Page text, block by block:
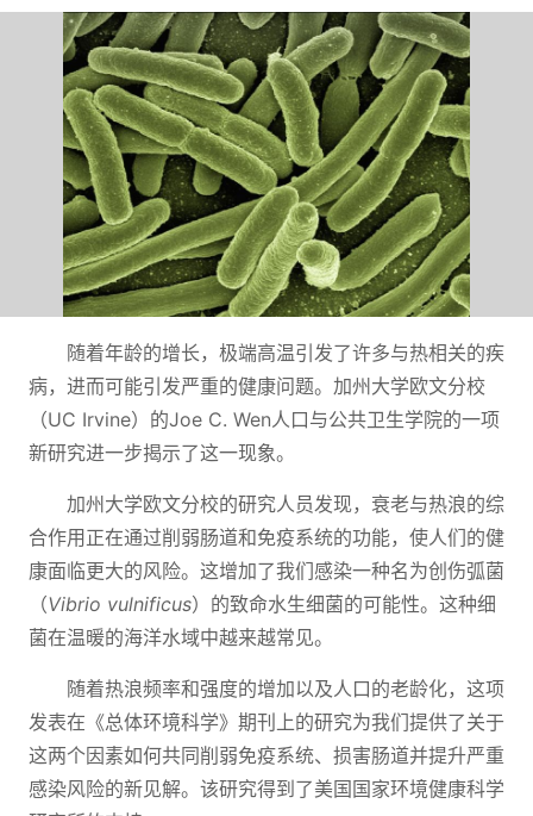
随着年龄的增长，极端高温引发了许多与热相关的疾
病，进而可能引发严重的健康问题。加州大学欧文分校
（UC Irvine）的Joe C. Wen人口与公共卫生学院的一项
新研究进一步揭示了这一现象。
加州大学欧文分校的研究人员发现，衰老与热浪的综
合作用正在通过削弱肠道和免疫系统的功能，使人们的健
康面临更大的风险。这增加了我们感染一种名为创伤弧菌
（Vibrio vulnificus）的致命水生细菌的可能性。这种细
菌在温暖的海洋水域中越来越常见。
随着热浪频率和强度的增加以及人口的老龄化，这项
发表在《总体环境科学》期刊上的研究为我们提供了关于
这两个因素如何共同削弱免疫系统、损害肠道并提升严重
感染风险的新见解。该研究得到了美国国家环境健康科学